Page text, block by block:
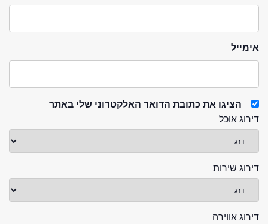
אימייל
הציגו את כתובת הדואר האלקטרוני שלי באתר
דירוג אוכל
דירוג שירות
דירוג אווירה